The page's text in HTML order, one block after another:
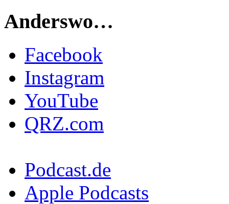
Anderswo…
Facebook
Instagram
YouTube
QRZ.com
Podcast.de
Apple Podcasts